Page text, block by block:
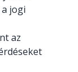
jogi
az